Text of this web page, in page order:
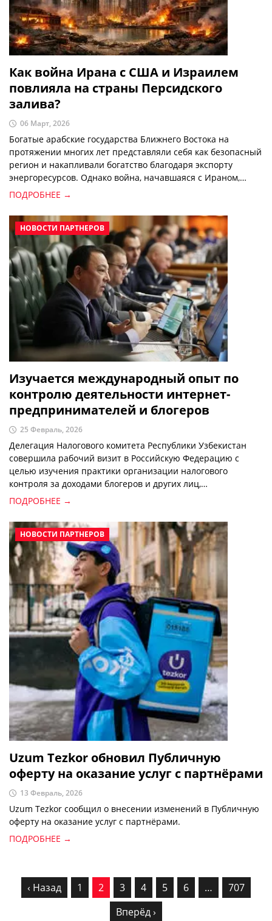
Как война Ирана с США и Израилем
повлияла на страны Персидского
залива?
06 Март, 2026
Богатые арабские государства Ближнего Востока на
протяжении многих лет представляли себя как безопасный
регион и накапливали богатство благодаря экспорту
энергоресурсов. Однако война, начавшаяся с Ираном,
резко изменила эту стабильность. Атаки Ирана и
нестабильность в Персидском заливе серьёзно повлияли
на безопасность и экономику этих стран. В данной статье
рассмотрим текущую ситуацию в государствах залива и
перспективы их отношений с Ираном.
ПОДРОБНЕЕ →
НОВОСТИ ПАРТНЕРОВ
Изучается международный опыт по
контролю деятельности интернет-
предпринимателей и блогеров
25 Февраль, 2026
Делегация Налогового комитета Республики Узбекистан
совершила рабочий визит в Российскую Федерацию с
целью изучения практики организации налогового
контроля за доходами блогеров и других лиц,
осуществляющих деятельность через интернет.
ПОДРОБНЕЕ →
НОВОСТИ ПАРТНЕРОВ
Uzum Tezkor обновил Публичную
оферту на оказание услуг с партнёрами
13 Февраль, 2026
Uzum Tezkor сообщил о внесении изменений в Публичную
оферту на оказание услуг с партнёрами.
ПОДРОБНЕЕ →
‹ Назад 1 2 3 4 5 6 …
707
Вперёд ›